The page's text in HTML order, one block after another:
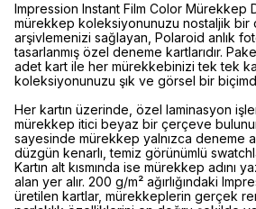
Impression Instant Film Color Mürekkep
mürekkep koleksiyonunuzu nostaljik bir
arşivlemenizi sağlayan, Polaroid anlık
tasarlanmış özel deneme kartlarıdır.
adet kart ile her mürekkebinizi tek tek
koleksiyonunuzu şık ve görsel bir
Her kartın üzerinde, özel laminasyon
mürekkep itici beyaz bir çerçeve
sayesinde mürekkep yalnızca deneme
düzgün kenarlı, temiz görünümlü
Kartın alt kısmında ise mürekkep adını
alan yer alır. 200 g/m² ağırlığındaki
üretilen kartlar, mürekkeplerin gerçek